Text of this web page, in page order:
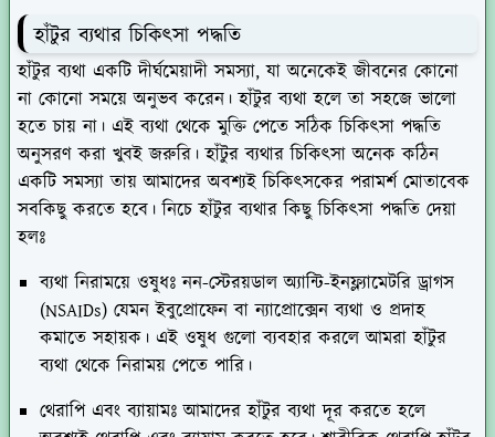
হাঁটুর ব্যথার চিকিৎসা পদ্ধতি
হাঁটুর ব্যথা একটি দীর্ঘমেয়াদী সমস্যা, যা অনেকেই জীবনের কোনো
না কোনো সময়ে অনুভব করেন। হাঁটুর ব্যথা হলে তা সহজে ভালো
হতে চায় না। এই ব্যথা থেকে মুক্তি পেতে সঠিক চিকিৎসা পদ্ধতি
অনুসরণ করা খুবই জরুরি। হাঁটুর ব্যথার চিকিৎসা অনেক কঠিন
একটি সমস্যা তায় আমাদের অবশ্যই চিকিৎসকের পরামর্শ মোতাবেক
সবকিছু করতে হবে। নিচে হাঁটুর ব্যথার কিছু চিকিৎসা পদ্ধতি দেয়া
হলঃ
ব্যথা নিরাময়ে ওষুধঃ নন-স্টেরয়ডাল অ্যান্টি-ইনফ্ল্যামেটরি ড্রাগস
(NSAIDs) যেমন ইবুপ্রোফেন বা ন্যাপ্রোক্সেন ব্যথা ও প্রদাহ
কমাতে সহায়ক। এই ওষুধ গুলো ব্যবহার করলে আমরা হাঁটুর
ব্যথা থেকে নিরাময় পেতে পারি।
থেরাপি এবং ব্যায়ামঃআমাদের হাঁটুর ব্যথা দূর করতে হলে